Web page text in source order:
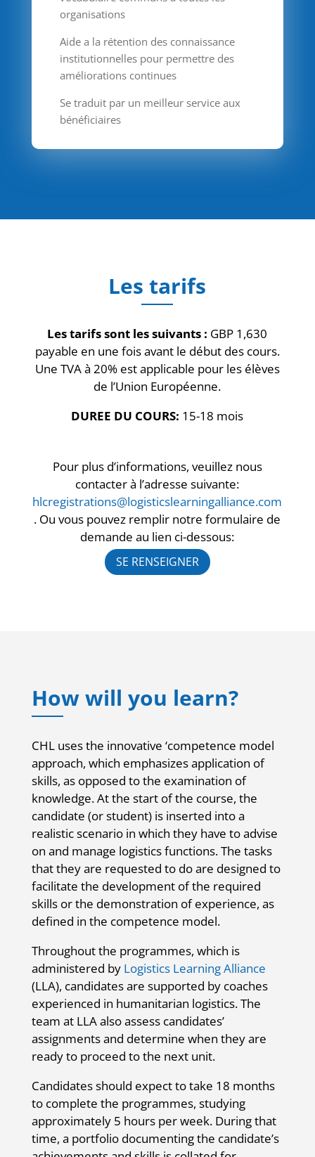
organisations
Aide a la rétention des connaissance
institutionnelles pour permettre des
améliorations continues
Se traduit par un meilleur service aux
bénéficiaires
Les tarifs
Les tarifs sont les suivants : GBP 1,630
payable en une fois avant le début des cours.
Une TVA à 20% est applicable pour les élèves
de l’Union Européenne.
DUREE DU COURS: 15-18 mois
Pour plus d’informations, veuillez nous
contacter à l’adresse suivante:
hlcregistrations@logisticslearningalliance.com
. Ou vous pouvez remplir notre formulaire de
demande au lien ci-dessous:
SE RENSEIGNER
How will you learn?
CHL uses the innovative ‘competence model
approach, which emphasizes application of
skills, as opposed to the examination of
knowledge. At the start of the course, the
candidate (or student) is inserted into a
realistic scenario in which they have to advise
on and manage logistics functions. The tasks
that they are requested to do are designed to
facilitate the development of the required
skills or the demonstration of experience, as
defined in the competence model.
Throughout the programmes, which is
administered by Logistics Learning Alliance
(LLA), candidates are supported by coaches
experienced in humanitarian logistics. The
team at LLA also assess candidates’
assignments and determine when they are
ready to proceed to the next unit.
Candidates should expect to take 18 months
to complete the programmes, studying
approximately 5 hours per week. During that
time, a portfolio documenting the candidate’s